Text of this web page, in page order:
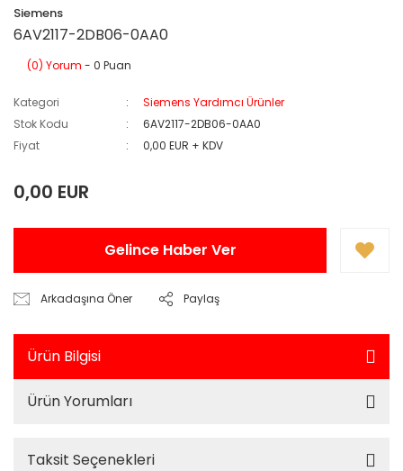
Siemens
6AV2117-2DB06-0AA0
(0) Yorum - 0 Puan
Kategori
Siemens Yardımcı Ürünler
Stok Kodu
6AV2117-2DB06-0AA0
Fiyat
0,00 EUR + KDV
0,00 EUR
Gelince Haber Ver
Arkadaşına Öner Paylaş
Ürün Bilgisi
Ürün Yorumları
Taksit Seçenekleri